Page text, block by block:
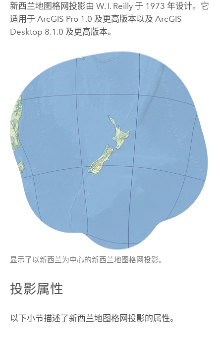
新西兰地图格网投影由 W. I. Reilly 于 1973 年设计。它
适用于 ArcGIS Pro1.0 及更高版本以及 ArcGIS
Desktop 8.1.0 及更高版本。
显示了以新西兰为中心的新西兰地图格网投影。
投影属性
以下小节描述了新西兰地图格网投影的属性。